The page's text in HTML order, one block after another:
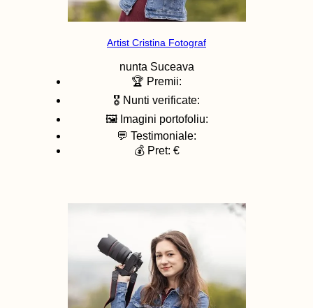
Artist Cristina Fotograf
nunta Suceava
🏆 Premii:
🎖️ Nunti verificate:
🖼️ Imagini portofoliu:
💬 Testimoniale:
💰 Pret: €